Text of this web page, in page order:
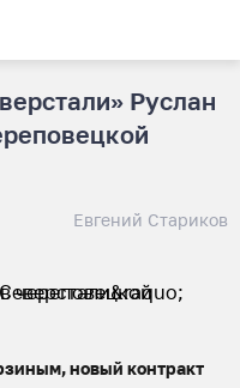
Руслан
Евгений Стариков
новый контракт